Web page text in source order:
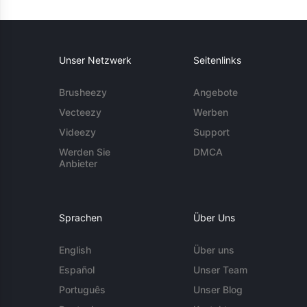
Unser Netzwerk
Brusheezy
Vecteezy
Videezy
Werden Sie
Anbieter
Seitenlinks
Angebote
Werben
Support
DMCA
Sprachen
English
Español
Português
Über Uns
Über uns
Unser Team
Unser Blog